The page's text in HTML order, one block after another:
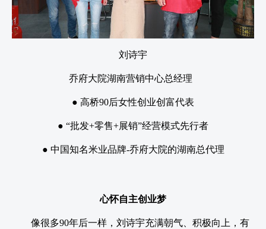
刘诗宇
乔府大院湖南营销中心总经理
● 高桥90后女性创业创富代表
● “批发+零售+展销”经营模式先行者
● 中国知名米业品牌-乔府大院的湖南总代理
心怀自主创业梦
像很多90年后一样，刘诗宇充满朝气、积极向上，有